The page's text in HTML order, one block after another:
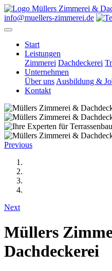
info@muellers-zimmerei.de
Start
Leistungen
Zimmerei Dachdeckerei
Unternehmen
Über uns Ausbildung &
Kontakt
Previous
Next
Müllers
Dachdeckerei